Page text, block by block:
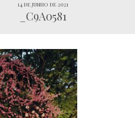
14 de junho de 2021
_C9A0581